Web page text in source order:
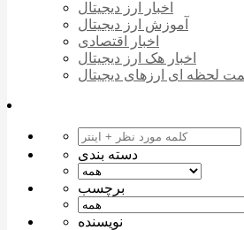
اخبار ارز دیجیتال
آموزش ارز دیجیتال
اخبار اقتصادی
اخبار هک ارز دیجیتال
لحظه ای ارزهای دیجیتال
دسته بندی
برچسب
نویسنده